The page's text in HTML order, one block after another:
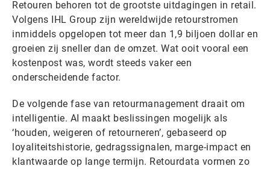
Retouren behoren tot de grootste uitdagingen in retail.
Volgens IHL Group zijn wereldwijde retourstromen
inmiddels opgelopen tot meer dan 1,9 biljoen dollar en
groeien zij sneller dan de omzet. Wat ooit vooral een
kostenpost was, wordt steeds vaker een
onderscheidende factor.
De volgende fase van retourmanagement draait om
intelligentie. AI maakt beslissingen mogelijk als
‘houden, weigeren of retourneren’, gebaseerd op
loyaliteitshistorie, gedragssignalen, marge-impact en
klantwaarde op lange termijn. Retourdata vormen zo